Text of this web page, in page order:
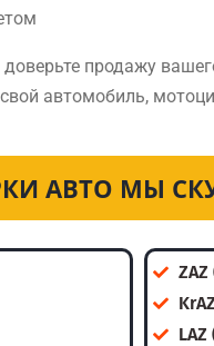
продажу
автомобиль,
АВТО МЫ
ZAZ